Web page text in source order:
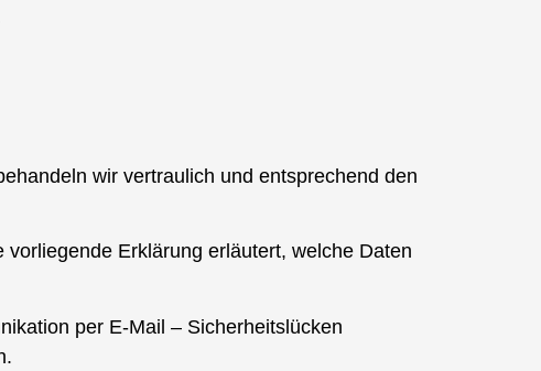
wir vertraulich und entsprechend den
Erklärung erläutert, welche Daten
per E-Mail – Sicherheitslücken